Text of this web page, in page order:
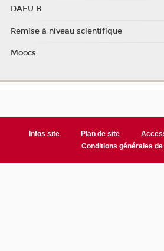
DAEU B
Remise à niveau scientifique
Moocs
Infos site Plan de site
Conditions générales